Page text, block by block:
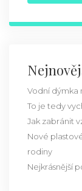
Vodní dýmka
To je tedy
Jak zabránit
Nové
rodiny
Nejkrásnější